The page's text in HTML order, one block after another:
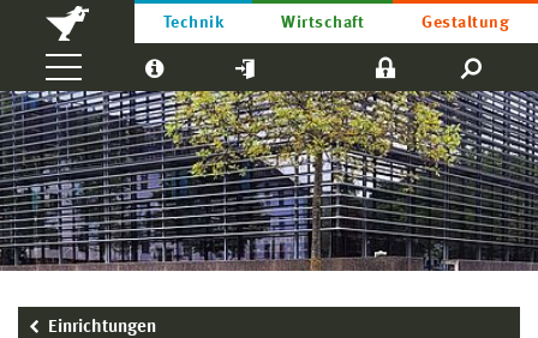
Technik Wirtschaft Gestaltung
Einrichtungen